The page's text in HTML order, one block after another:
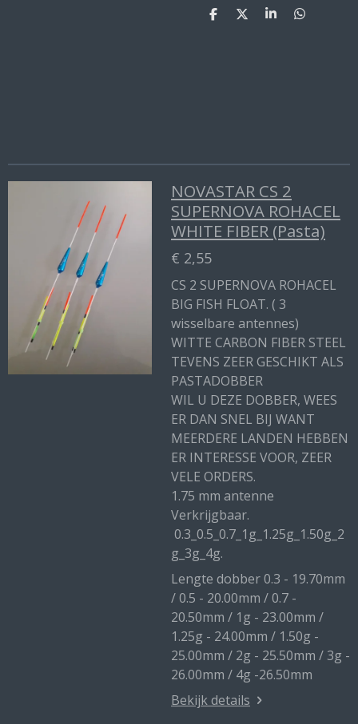
D
D
S
D
NOVASTAR CS 2
SUPERNOVA ROHACEL
WHITE FIBER (Pasta)
€ 2,55
CS 2 SUPERNOVA ROHACEL
BIG FISH FLOAT. ( 3
wisselbare antennes)
WITTE CARBON FIBER STEEL
TEVENS ZEER GESCHIKT ALS
PASTADOBBER
WIL U DEZE DOBBER, WEES
ER DAN SNEL BIJ WANT
MEERDERE LANDEN HEBBEN
ER INTERESSE VOOR, ZEER
VELE ORDERS.
1.75 mm antenne
Verkrijgbaar.
0.3_0.5_0.7_1g_1.25g_1.50g_2
g_3g_4g.
Lengte dobber 0.3 - 19.70mm
/ 0.5 - 20.00mm / 0.7 -
20.50mm / 1g - 23.00mm /
1.25g - 24.00mm / 1.50g -
25.00mm / 2g - 25.50mm / 3g -
26.00mm / 4g -26.50mm
Bekijk details